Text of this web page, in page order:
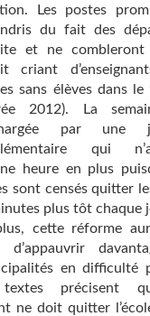
Les postes
du fait des
et ne
criant
sans élèves dans
2012). La
par une
qui
heure en plus
sont censés quitter
plus tôt chaque
cette réforme
d’appauvrir
en difficulté
précisent
ne doit quitter